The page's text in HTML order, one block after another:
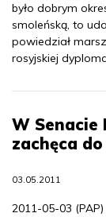
było dobrym
smoleńską, to
powiedział
rosyjskiej
W Senacie
zachęca
03.05.2011
2011-05-03